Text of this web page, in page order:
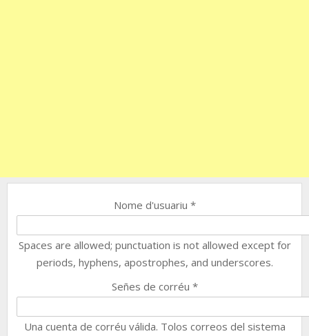
Nome d'usuariu *
Spaces are allowed; punctuation is not allowed except for
periods, hyphens, apostrophes, and underscores.
Señes de corréu *
Una cuenta de corréu válida. Tolos correos del sistema